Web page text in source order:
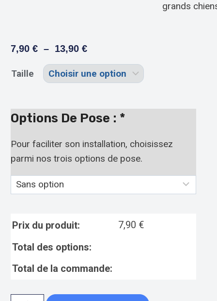
grands
7,90€ – 13,90€
Taille
Options De Pose : *
Pour faciliter son installation, choisissez
parmi nos trois options de pose.
Prix du produit: 7,90 €
Total des options:
Total de la commande: